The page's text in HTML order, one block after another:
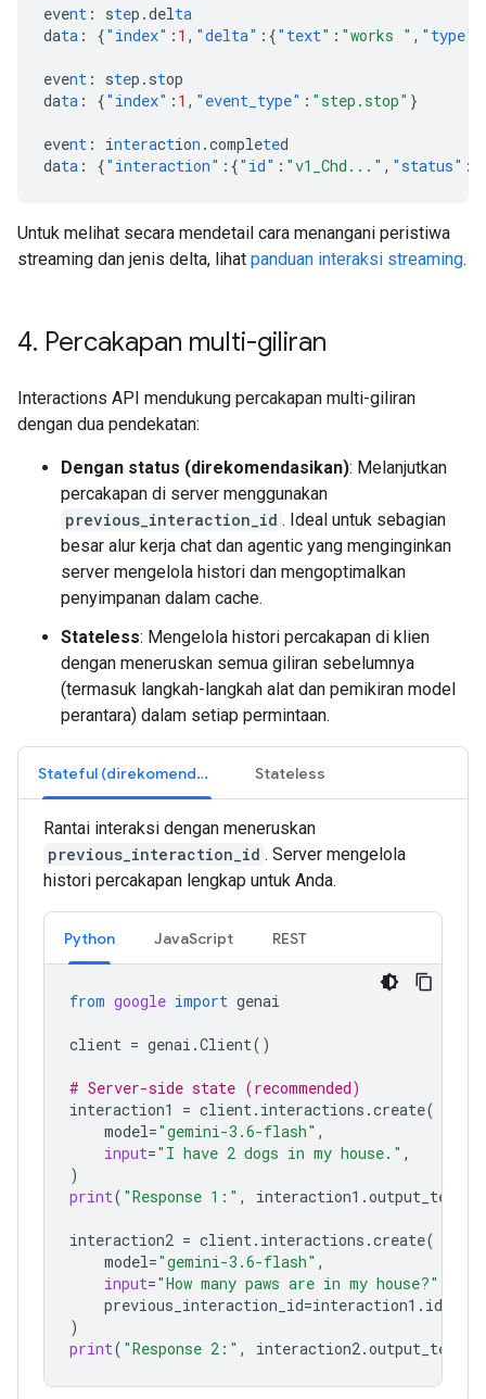
event : step.delta
data : {"index" : 1 , "delta" :{"text" : "works " , "type"
event : step.stop
data : {"index" : 1 , "event_type" : "step.stop" }
event : interaction .completed
data : {"interaction" :{"id" : "v1_Chd..." , "status" :
Untuk melihat secara mendetail cara menangani peristiwa
streaming dan jenis delta, lihat panduan interaksi streaming.
4. Percakapan multi-giliran
Interactions API mendukung percakapan multi-giliran
dengan dua pendekatan:
Dengan status (direkomendasikan): Melanjutkan
percakapan di server menggunakan
previous_interaction_id . Ideal untuk sebagian
besar alur kerja chat dan agentic yang menginginkan
server mengelola histori dan mengoptimalkan
penyimpanan dalam cache.
Stateless: Mengelola histori percakapan di klien
dengan meneruskan semua giliran sebelumnya
(termasuk langkah-langkah alat dan pemikiran model
perantara) dalam setiap permintaan.
Stateful (direkomendasikan) Stateless
Rantai interaksi dengan meneruskan
previous_interaction_id . Server mengelola
histori percakapan lengkap untuk Anda.
Python JavaScript REST
from google import genai
client = genai .Client()
# Server-side state (recommended)
interaction1
= client. interactions .create(
model="gemini-3.6-flash" ,
input="I have 2 dogs in my house." ,
)
print( "Response 1:" , interaction1 .output_text
interaction2 = client. interactions .create(
model="gemini-3.6-flash" ,
input="How many paws are in my house?"
previous_interaction_id=interaction1 . id
)
print( "Response 2:" , interaction2.output_text